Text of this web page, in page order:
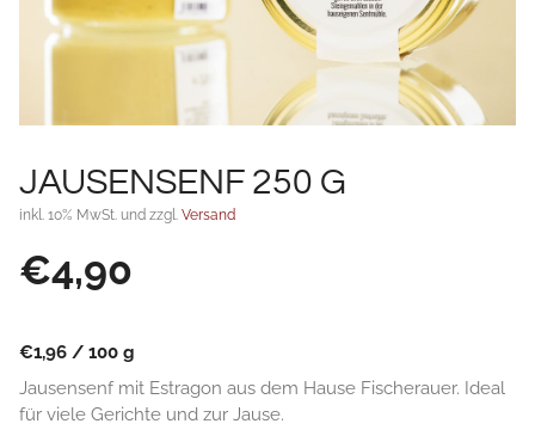
JAUSENSENF 250 G
inkl. 10% MwSt. und zzgl. Versand
€4,90
€1,96 / 100 g
Jausensenf mit Estragon aus dem Hause Fischerauer. Ideal
für viele Gerichte und zur Jause.